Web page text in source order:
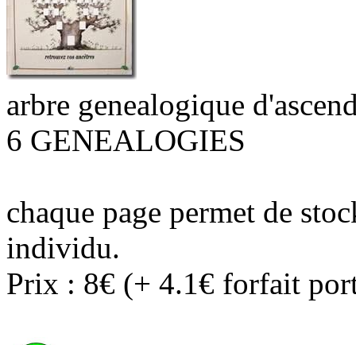
arbre genealogique
6 GENEALOGIES
chaque page permet de
individu.
Prix : 8€ (+ 4.1€ forfait